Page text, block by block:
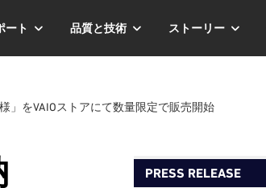
ート 品質と技術 ストーリー
」をVAIOストアにて数量限定で販売開始
PRESS RELEASE